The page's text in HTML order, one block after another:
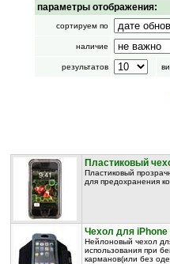
параметры отображения:
сортируем по
наличие
результатов
Пластиковый
Пластиковый
для предохранения
Чехол для iPhone
Нейлоновый чехол
использования при
карманов(или без